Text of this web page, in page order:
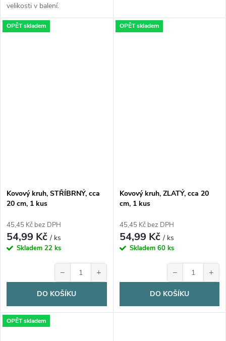
velikosti v balení.
OPĚT skladem
Kovový kruh, STŘÍBRNÝ, cca
20 cm, 1 kus
45,45 Kč bez DPH
54,99 Kč/ ks
Skladem 22 ks
− +
DO KOŠÍKU
OPĚT skladem
Kovový kruh, ZLATÝ, cca 20
cm, 1 kus
45,45 Kč bez DPH
54,99 Kč/ ks
Skladem 60 ks
− +
DO KOŠÍKU
OPĚT skladem